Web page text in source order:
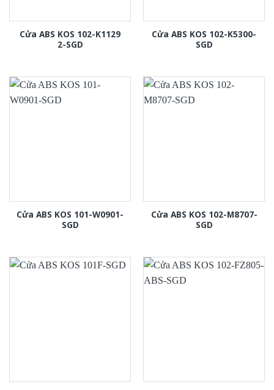
Cửa ABS KOS 102-K1129
2-SGD
Cửa ABS KOS 102-K5300-
SGD
Cửa ABS KOS 101-W0901-
SGD
Cửa ABS KOS 102-M8707-
SGD